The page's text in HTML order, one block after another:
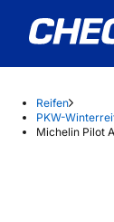
Reifen
PKW-
Michelin Pilot